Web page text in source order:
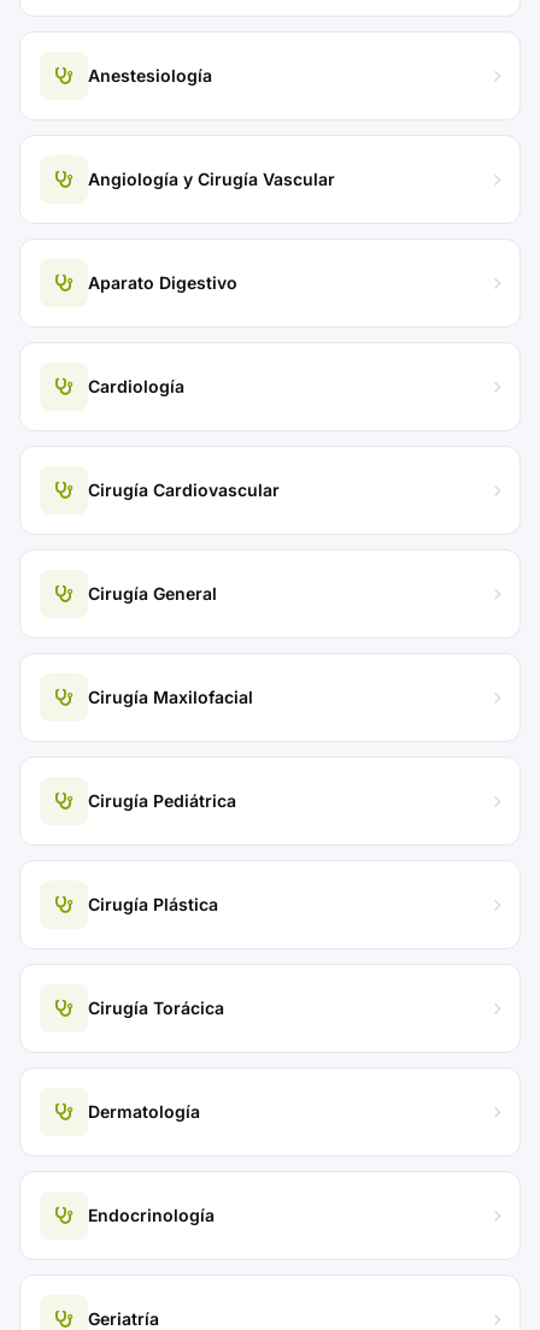
Anestesiología
Angiología y Cirugía Vascular
Aparato Digestivo
Cardiología
Cirugía Cardiovascular
Cirugía General
Cirugía Maxilofacial
Cirugía Pediátrica
Cirugía Plástica
Cirugía Torácica
Dermatología
Endocrinología
Geriatría